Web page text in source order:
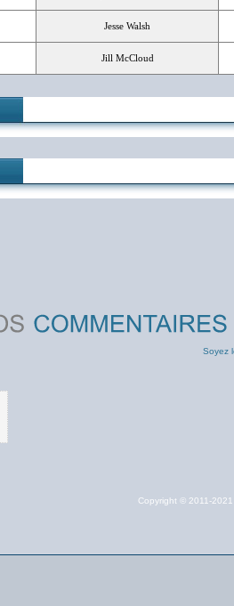
Jesse Walsh
Jill McCloud
Soyez
Copyright © 2011-